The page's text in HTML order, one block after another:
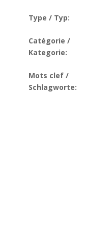
Type / Typ:
Catégorie /
Kategorie:
Mots clef /
Schlagworte: